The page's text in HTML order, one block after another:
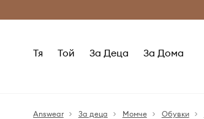
Тя Той За Деца За Дома
Answear За деца Момче Обувки